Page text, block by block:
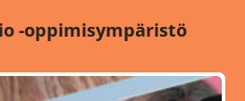
-oppimisympäristö